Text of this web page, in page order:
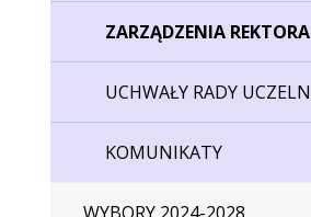
ZARZĄDZENIA REKTORA
UCHWAŁY RADY
KOMUNIKATY